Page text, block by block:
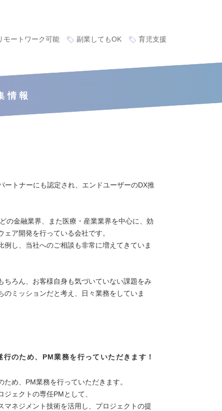
モートワーク可能 副業してもOK
育児支援
情報
トナーにも認定され、エンドユーザーのDX推
の金融業界、また医療・産業業界を中心に、効
ア開発を行っている会社です。
し、当社へのご相談も非常に増えてきていま
ろん、お客様自身も気づいていない課題をみ
ミッションだと考え、日々業務をしていま
のため、PM業務を行っていただきます！
め、PM業務を行っていただきます。
ェクトの専任PMとして、
ネジメント技術を活用し、プロジェクトの提